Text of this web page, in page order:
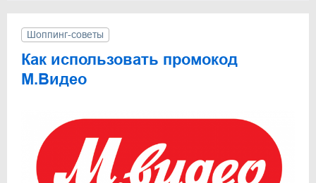
Шоппинг-советы
Как использовать промокод
М.Видео